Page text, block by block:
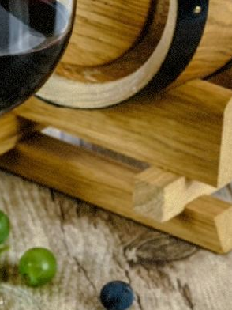
지구별이 위험하다!!!
이금로
조회수 108 회 |
2022.08.08
승봉도 산책
이금로
조회수 246 회
|
2022.08.07
김창현 대표 수필선
이금로
조회수 215 회 |
2022.08.03